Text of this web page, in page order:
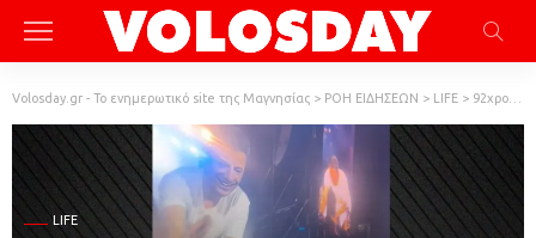
Volosday.gr - Το ενημερωτικό site της Μαγνησίας > ΡΟΗ ΕΙΔΗΣΕΩΝ > LIFE > 92χρονη πήγε σε συναυλία του Σάκη Ρουβά: Ήρθα κρυφά είπε και ο τραγουδιστής κατέβηκε από τη σκηνή και τη φίλησε, δείτε βίντεο
LIFE